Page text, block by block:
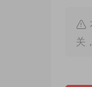
关